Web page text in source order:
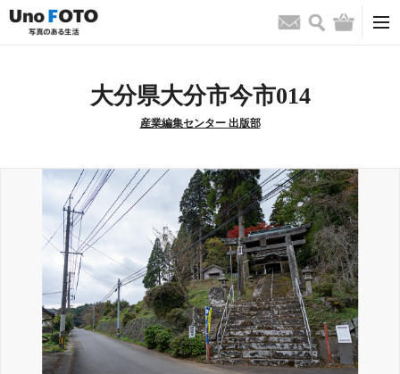
お問い合わせ
検索 バッグ
大分県大分市今市014
産業編集センター 出版部